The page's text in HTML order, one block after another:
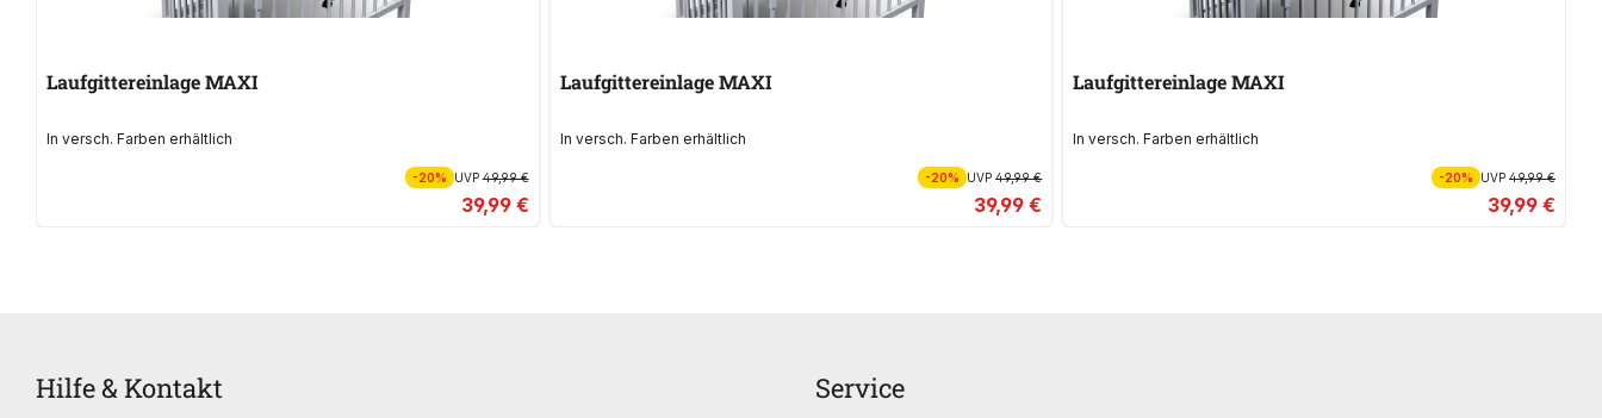
Laufgittereinlage MAXI
In versch. Farben erhältlich
-20% UVP49,99 €
39,99 €
Laufgittereinlage MAXI
In versch. Farben erhältlich
-20% UVP49,99 €
39,99 €
Laufgittereinlage MAXI
In versch. Farben erhältlich
-20% UVP 49,99 €
39,99 €
Hilfe & Kontakt Service